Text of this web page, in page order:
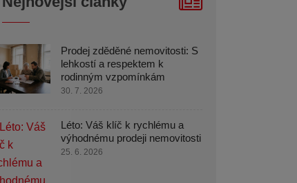
Prodej zděděné nemovitosti: S
lehkostí a respektem k
rodinným vzpomínkám
30. 7. 2026
Léto: Váš klíč k rychlému a
výhodnému prodeji nemovitosti
25. 6. 2026